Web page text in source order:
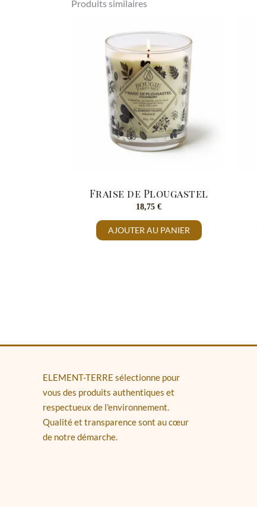
Produits similaires
Fraise de Plougastel
18,75 €
AJOUTER AU PANIER
ELEMENT-TERRE sélectionne pour
vous des produits authentiques et
respectueux de l'environnement.
Qualité et transparence sont au cœur
de notre démarche.